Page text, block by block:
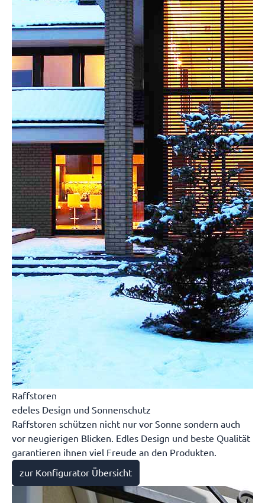
Raffstoren
edeles Design und Sonnenschutz
Raffstoren schützen nicht nur vor Sonne sondern auch
vor neugierigen Blicken. Edles Design und beste Qualität
garantieren ihnen viel Freude an den Produkten.
zur Konfigurator Übersicht